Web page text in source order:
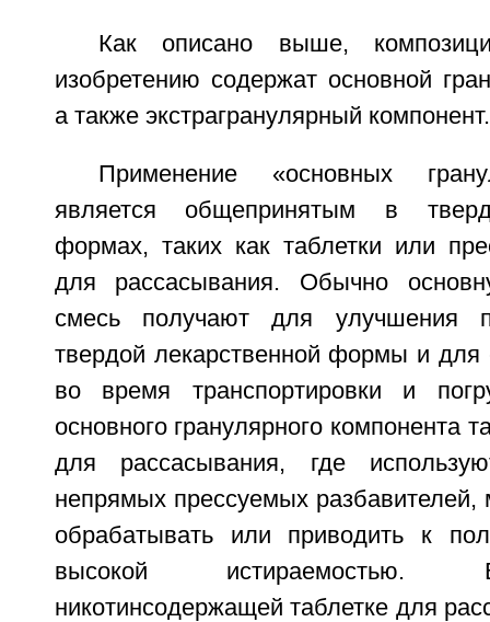
Как описано выше,
изобретению содержат основной
а также экстрагранулярный компонент.
Применение «основных
является общепринятым в
формах, таких как таблетки или
для рассасывания. Обычно
смесь получают для улучшения
твердой лекарственной формы и для
во время транспортировки и
основного гранулярного компонента
для рассасывания, где
непрямых прессуемых
обрабатывать или приводить к
высокой истираемостью.
никотинсодержащей таблетке для